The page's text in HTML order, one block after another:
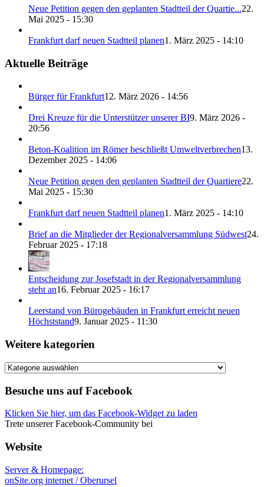
Neue Petition gegen den geplanten Stadtteil der Quartie...22.
Mai 2025 - 15:30
Frankfurt darf neuen Stadtteil planen1. März 2025 - 14:10
Aktuelle Beiträge
Bürger für Frankfurt12. März 2026 - 14:56
Drei Kreuze für die Unterstützer unserer BI9. März 2026 -
20:56
Beton-Koalition im Römer beschließt Umweltverbrechen13.
Dezember 2025 - 14:06
Neue Petition gegen den geplanten Stadtteil der Quartiere22.
Mai 2025 - 15:30
Frankfurt darf neuen Stadtteil planen1. März 2025 - 14:10
Brief an die Mitglieder der Regionalversammlung Südwest24.
Februar 2025 - 17:18
Entscheidung zur Josefstadt in der Regionalversammlung
steht an16. Februar 2025 - 16:17
Leerstand von Bürogebäuden in Frankfurt erreicht neuen
Höchststand9. Januar 2025 - 11:30
Weitere kategorien
Weitere
Besuche uns auf Facebook
Klicken Sie hier, um das Facebook-Widget zu laden
Trete unserer Facebook-Community bei
Website
Server & Homepage:
onSite.org internet / Oberursel